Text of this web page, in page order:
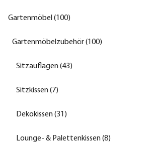
Gartenmöbel (100)
Gartenmöbelzubehör (100)
Sitzauflagen (43)
Sitzkissen (7)
Dekokissen (31)
Lounge- & Palettenkissen (8)